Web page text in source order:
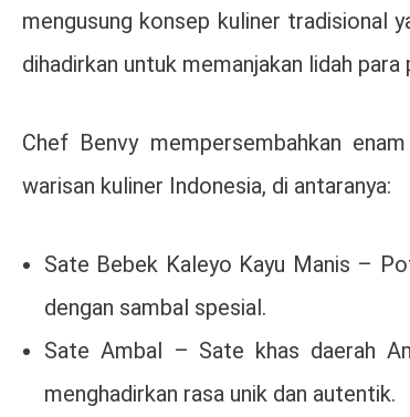
mengusung konsep kuliner tradisional
dihadirkan untuk memanjakan lidah
Chef Benvy mempersembahkan
warisan kuliner Indonesia, di antaranya:
Sate Bebek Kaleyo Kayu Manis –
dengan sambal spesial.
Sate Ambal – Sate khas daerah
menghadirkan rasa unik dan autentik.